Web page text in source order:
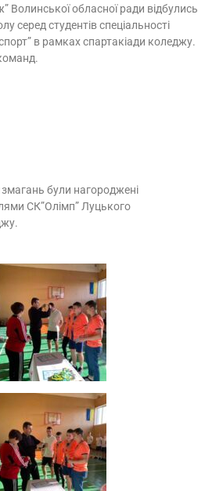
Волинської обласної ради відбулись
серед студентів спеціальності
в рамках спартакіади коледжу.
були нагороджені
СК”Олімп” Луцького